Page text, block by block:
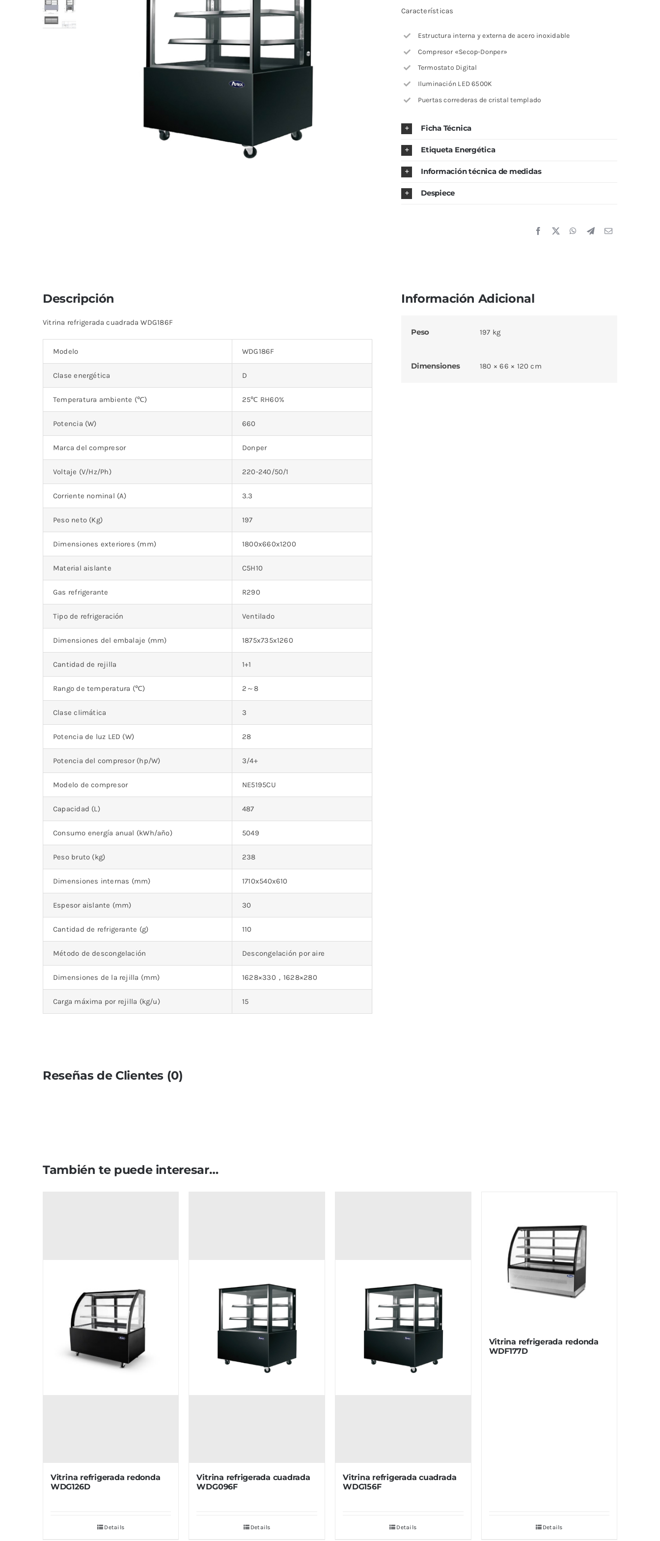
Características
Estructura interna y externa de acero inoxidable
Compresor «Secop-Donper»
Termostato Digital
Iluminación LED 6500K
Puertas correderas de cristal templado
Ficha Técnica
Etiqueta Energética
Información técnica de medidas
Despiece
Descripción
Vitrina refrigerada cuadrada WDG186F
Modelo WDG186F
Clase energética D
Temperatura ambiente (℃) 25℃ RH60%
Potencia (W) 660
Marca del compresor Donper
Voltaje (V/Hz/Ph) 220-240/50/1
Corriente nominal (A) 3.3
Peso neto (Kg) 197
Dimensiones exteriores (mm) 1800x660x1200
Material aislante C5H10
Gas refrigerante R290
Tipo de refrigeración Ventilado
Dimensiones del embalaje (mm) 1875x735x1260
Cantidad de rejilla 1+1
Rango de temperatura (℃) 2～8
Clase climática 3
Potencia de luz LED (W) 28
Potencia del compresor (hp/W) 3/4+
Modelo de compresor NE5195CU
Capacidad (L) 487
Consumo energía anual (kWh/año) 5049
Peso bruto (kg) 238
Dimensiones internas (mm) 1710x540x610
Espesor aislante (mm) 30
Cantidad de refrigerante (g) 110
Método de descongelación Descongelación por aire
Dimensiones de la rejilla (mm) 1628×330，1628×280
Carga máxima por rejilla (kg/u) 15
Información Adicional
Peso 197 kg
Dimensiones 180 × 66 × 120 cm
Reseñas de Clientes (0)
También te puede interesar…
Vitrina refrigerada redonda
WDG126D
Details
Vitrina refrigerada cuadrada
WDG096F
Details
Vitrina refrigerada cuadrada
WDG156F
Details
Vitrina refrigerada redonda
WDF177D
Details